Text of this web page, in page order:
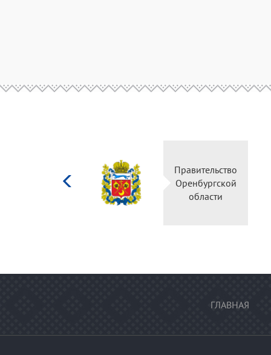
культуры
Российской
Правительство
Оренбургской
области
ГЛАВНАЯ